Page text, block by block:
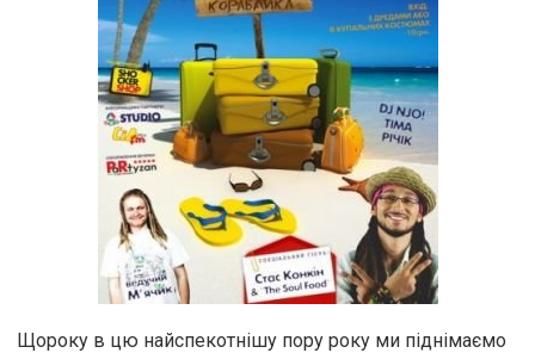
Щороку в цю найспекотнішу пору року ми піднімаємо